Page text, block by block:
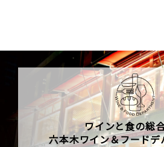
ワインと食の総
六本木ワイン＆フード